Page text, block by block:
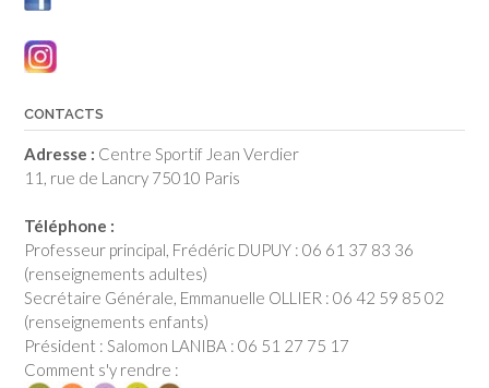
CONTACTS
Adresse : Centre Sportif Jean Verdier
11, rue de Lancry 75010 Paris
Téléphone :
Professeur principal, Frédéric DUPUY : 06 61 37 83 36
(renseignements adultes)
Secrétaire Générale, Emmanuelle OLLIER : 06 42 59 85 02
(renseignements enfants)
Président : Salomon LANIBA : 06 51 27 75 17
Comment s'y rendre :